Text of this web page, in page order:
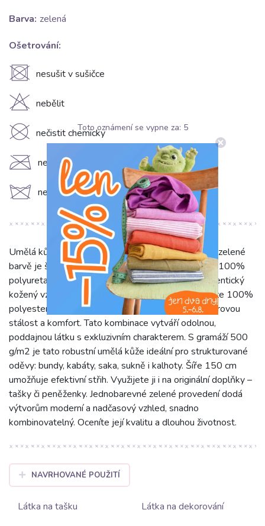
Barva: zelená
Ošetrování:
U nesušit v sušičce
H nebělit
K nečistit chemicky
C nežehlit
d neprat
Umělá kůže oděvná Bounded Cantara camo v sytě zelené
barvě je špičkový materiál pro luxusní oděvy. Líc ze 100%
polyuretanu (FACE 100%PU) propůjčuje látce autentický
kožený vzhled a velmi příjemný, měkký omak. Rub ze 100%
polyesteru (BACK 100%PL) zajišťuje pevnost, tvarovou
stálost a komfort. Tato kombinace vytváří odolnou,
poddajnou látku s exkluzivním charakterem. S gramáží 500
g/m2 je tato robustní umělá kůže ideální pro strukturované
oděvy: bundy, kabáty, saka, sukně i kalhoty. Šíře 150 cm
umožňuje efektivní střih. Využijete ji i na originální doplňky –
tašky či peněženky. Jednobarevné zelené provedení dodá
výtvorům moderní a nadčasový vzhled, snadno
kombinovatelný. Oceníte její kvalitu a dlouhou životnost.
NAVRHOVANÉ POUŽITÍ
Látka na tašku Látka na dekorování
Toto oznámení se vypne za: 5